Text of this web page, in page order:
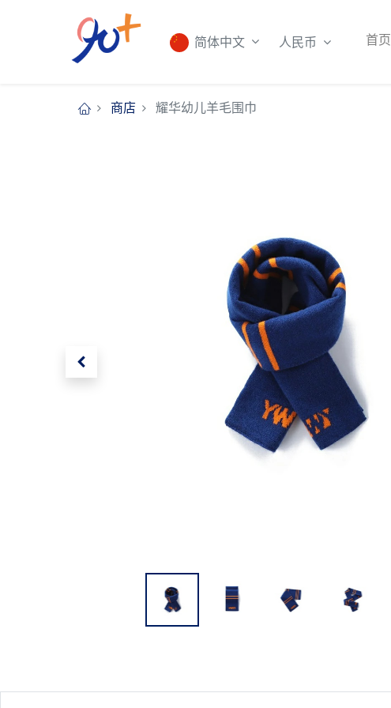
简体中文 人民币 首页
商店 耀华幼儿羊毛围巾